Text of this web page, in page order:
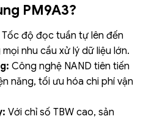
PM9A3?
Tốc độ đọc tuần tự lên đến
nhu cầu xử lý dữ liệu lớn.
Công nghệ NAND tiên tiến
năng, tối ưu hóa chi phí vận
Với chỉ số TBW cao, sản